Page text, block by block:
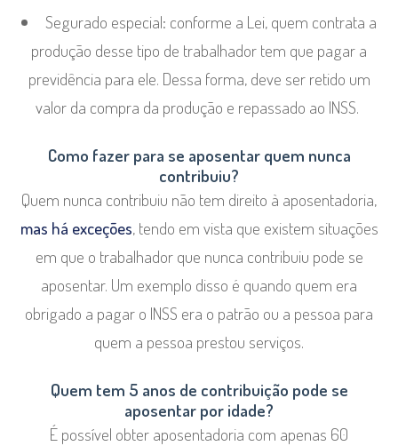
Segurado especial: conforme a Lei, quem contrata a
produção desse tipo de trabalhador tem que pagar a
previdência para ele. Dessa forma, deve ser retido um
valor da compra da produção e repassado ao INSS.
Como fazer para se aposentar quem nunca
contribuiu?
Quem nunca contribuiu não tem direito à aposentadoria,
mas há exceções, tendo em vista que existem situações
em que o trabalhador que nunca contribuiu pode se
aposentar. Um exemplo disso é quando quem era
obrigado a pagar o INSS era o patrão ou a pessoa para
quem a pessoa prestou serviços.
Quem tem 5 anos de contribuição pode se
aposentar por idade?
É possível obter aposentadoria com apenas 60